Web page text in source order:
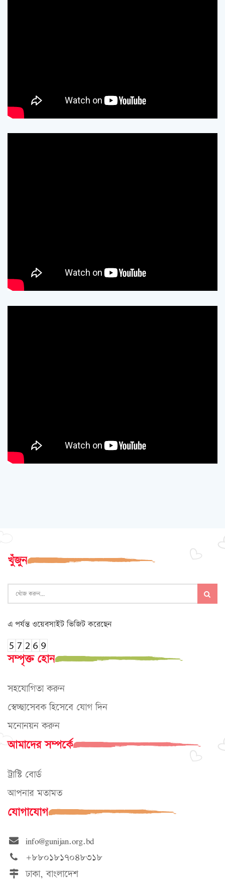
খুঁজুন
এ পর্যন্ত ওয়েবসাইট ভিজিট করেছেন
সম্পৃক্ত হোন
সহযোগিতা করুন
স্বেচ্ছাসেবক হিসেবে যোগ দিন
মনোনয়ন করুন
আমাদের সম্পর্কে
ট্রাস্টি বোর্ড
আপনার মতামত
যোগাযোগ
info@gunijan.org.bd
+৮৮০১৮১৭০৪৮৩১৮
ঢাকা, বাংলাদেশ